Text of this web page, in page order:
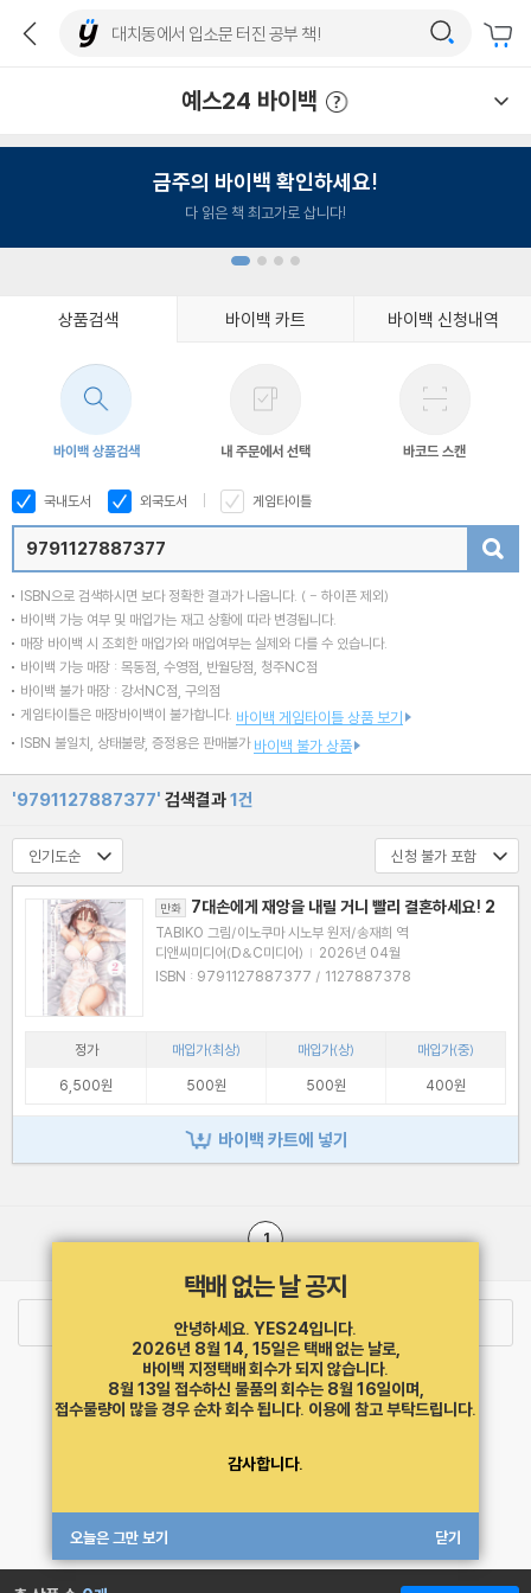
예스24 바이백
금주의 바이백 확인하세요!
다 읽은 책 최고가로 삽니다!
상품검색 바이백 카트 바이백 신청내역
바이백 상품검색 내 주문에서 선택 바코드 스캔
국내도서 외국도서 게임타이틀
ISBN으로 검색하시면 보다 정확한 결과가 나옵니다. ( - 하이픈 제외)
바이백 가능 여부 및 매입가는 재고 상황에 따라 변경됩니다.
매장 바이백 시 조회한 매입가와 매입여부는 실제와 다를 수 있습니다.
바이백 가능 매장 : 목동점, 수영점, 반월당점, 청주NC점
바이백 불가 매장 : 강서NC점, 구의점
게임타이틀은 매장바이백이 불가합니다. 바이백 게임타이틀 상품 보기
ISBN 불일치, 상태불량, 증정용은 판매불가 바이백 불가 상품
'9791127887377' 검색결과1건
만화 7대손에게 재앙을 내릴 거니 빨리 결혼하세요! 2
TABIKO 그림/이노쿠마 시노부 원저/송재희 역
디앤씨미디어(D&C미디어) | 2026년 04월
ISBN : 9791127887377 / 1127887378
정가 매입가(최상) 매입가(상)
매입가(중)
6,500원
500원 500원 400원
바이백 카트에 넣기
1
택배 없는 날 공지
안녕하세요. YES24입니다.
2026년 8월 14, 15일은 택배 없는 날로,
바이백 지정택배 회수가 되지 않습니다.
8월 13일 접수하신 물품의 회수는 8월 16일이며,
접수물량이 많을 경우 순차 회수 됩니다. 이용에 참고 부탁드립니다.
감사합니다.
오늘은 그만 보기 닫기
최근 본 상품
고객센터 1544-3800 티켓 1544-6399
중고샵 1566-4295
eBook 1:1문의/채팅상담
개인정보처리방침
도서홍보
광고
MATOM9